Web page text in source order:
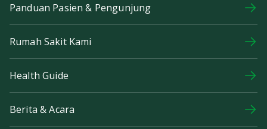
Panduan Pasien & Pengunjung
Rumah Sakit Kami
Health Guide
Berita & Acara